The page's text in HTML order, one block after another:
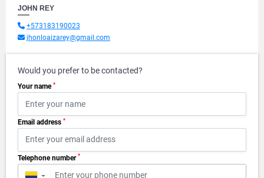
JOHN REY
+573183190023
jhonloaizarey@gmail.com
Would you prefer to be contacted?
Your name *
Email address *
Telephone number *
▼